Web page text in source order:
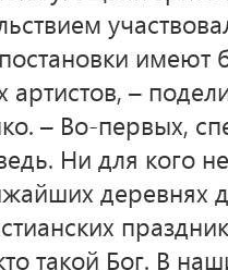
артистов, –
– Во-первых,
Ни для кого
деревнях
такой Бог. В